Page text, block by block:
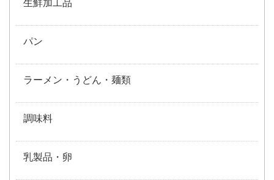
生鮮加工品
パン
ラーメン・うどん・麺類
調味料
乳製品・卵